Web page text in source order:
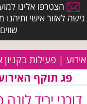
הצטרפו אלינו
גישה לאזור אישי ותיהנו
אירוע | פעילות בקניון
פג תוקף
דוכני יריד